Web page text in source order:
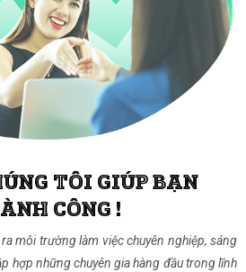
TÔI GIÚP BẠN
CÔNG !
môi trường làm việc chuyên nghiệp, sáng
hợp những chuyên gia hàng đầu trong lĩnh